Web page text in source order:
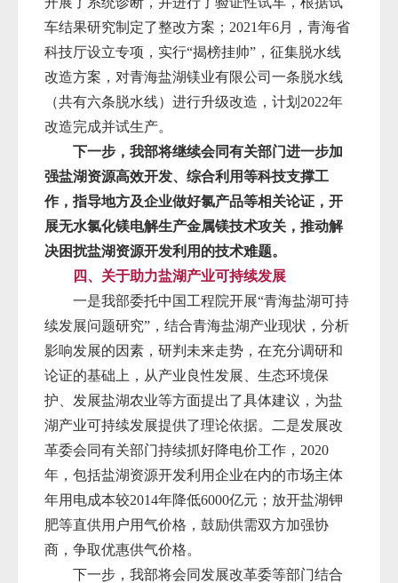
车结果研究制定了整改方案；2021年6月，青海省
科技厅设立专项，实行“揭榜挂帅”，征集脱水线
改造方案，对青海盐湖镁业有限公司一条脱水线
（共有六条脱水线）进行升级改造，计划2022年
改造完成并试生产。
下一步，我部将继续会同有关部门进一步加
强盐湖资源高效开发、综合利用等科技支撑工
作，指导地方及企业做好氯产品等相关论证，开
展无水氯化镁电解生产金属镁技术攻关，推动解
决困扰盐湖资源开发利用的技术难题。
四、关于助力盐湖产业可持续发展
一是我部委托中国工程院开展“青海盐湖可持
续发展问题研究”，结合青海盐湖产业现状，分析
影响发展的因素，研判未来走势，在充分调研和
论证的基础上，从产业良性发展、生态环境保
护、发展盐湖农业等方面提出了具体建议，为盐
湖产业可持续发展提供了理论依据。二是发展改
革委会同有关部门持续抓好降电价工作，2020
年，包括盐湖资源开发利用企业在内的市场主体
年用电成本较2014年降低6000亿元；放开盐湖钾
肥等直供用户用气价格，鼓励供需双方加强协
商，争取优惠供气价格。
下一步，我部将会同发展改革委等部门结合